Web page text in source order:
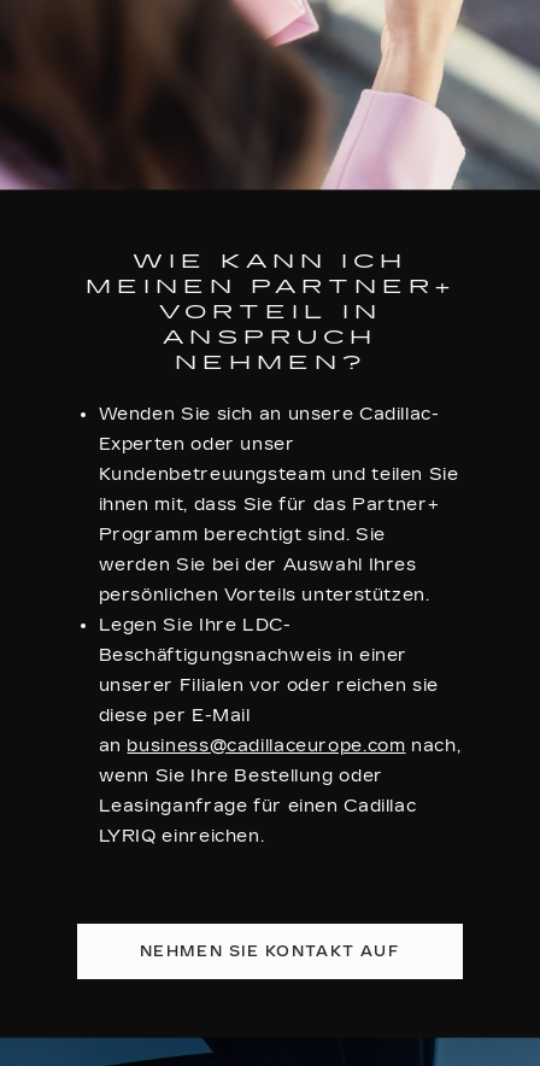
WIE KANN ICH
MEINEN PARTNER+
VORTEIL IN
ANSPRUCH
NEHMEN?
Wenden Sie sich an unsere Cadillac-
Experten oder unser
Kundenbetreuungsteam und teilen Sie
ihnen mit, dass Sie für das Partner+
Programm berechtigt sind. Sie
werden Sie bei der Auswahl Ihres
persönlichen Vorteils unterstützen.
Legen Sie Ihre LDC-
Beschäftigungsnachweis in einer
unserer Filialen vor oder reichen sie
diese per E-Mail
an business@cadillaceurope.com nach,
wenn Sie Ihre Bestellung oder
Leasinganfrage für einen Cadillac
LYRIQ einreichen.
NEHMEN SIE KONTAKT AUF